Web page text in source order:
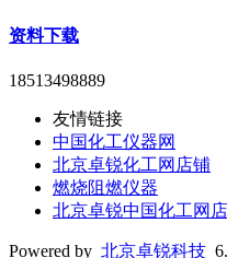
资料下载
18513498889
友情链接
中国化工仪器网
北京卓锐化工网店铺
燃烧阻燃仪器
北京卓锐中国化工网
Powered by 北京卓锐科技